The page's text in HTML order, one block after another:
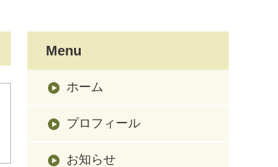
Menu
ホーム
プロフィール
お知らせ